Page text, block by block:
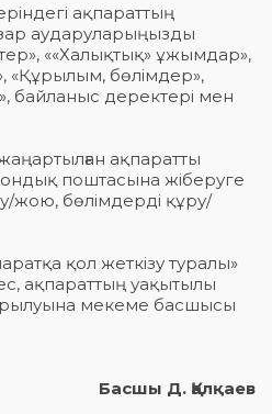
ақпараттың
аударуларыңызды
««Халықтық» ұжымдар»,
«Құрылым, бөлімдер»,
байланыс деректері мен
ақпаратты
поштасына жіберуге
жою, бөлімдерді құру/
қол жеткізу туралы»
ақпараттың уақытылы
мекеме басшысы
Басшы Д. Қалқаев